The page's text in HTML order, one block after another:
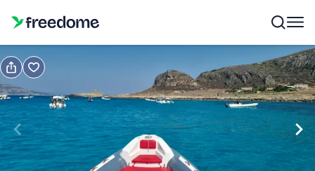
Regala
Navigate
forward
to
Modifica
10:00 Modifica